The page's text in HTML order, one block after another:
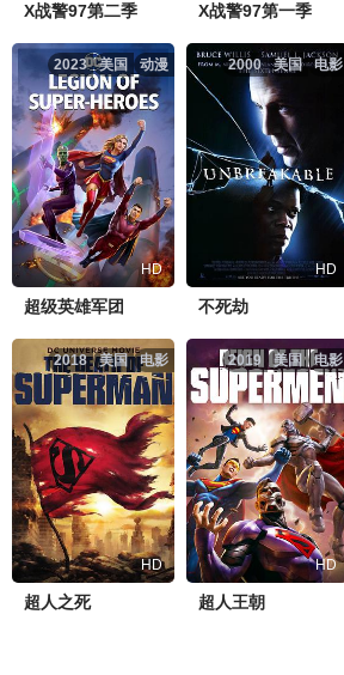
X战警97第二季 X战警97第一季
动漫
美国
2023
HD
超级英雄军团
电影
美国
2000
HD
不死劫
电影
美国
2018
HD
超人之死
电影
美国
2019
HD
超人王朝